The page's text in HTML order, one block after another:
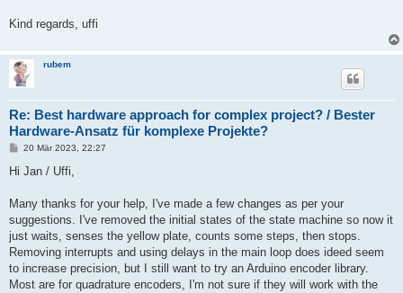
Kind regards, uffi
rubem
Re: Best hardware approach for complex project? / Bester
Hardware-Ansatz für komplexe Projekte?
B
a
20 Mär 2023, 22:27
Hi Jan / Uffi,
Many thanks for your help, I've made a few changes as per your
suggestions. I've removed the initial states of the state machine so now it
just waits, senses the yellow plate, counts some steps, then stops.
Removing interrupts and using delays in the main loop does ideed seem
to increase precision, but I still want to try an Arduino encoder library.
Most are for quadrature encoders, I'm not sure if they will work with the